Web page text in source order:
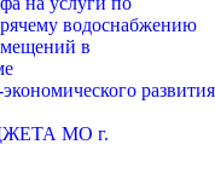
водоснабжению
в
развития
МО г.